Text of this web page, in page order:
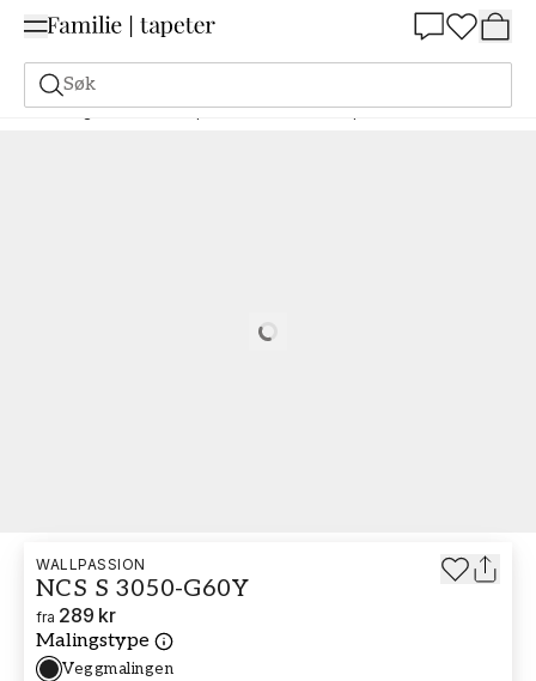
Søk
Maling Bestill basert på NCS Bestill basert på NCS 3050-G60Y
Loading…
WALLPASSION
NCS S 3050-G60Y
fra 289 kr
Malingstype
Veggmalingen